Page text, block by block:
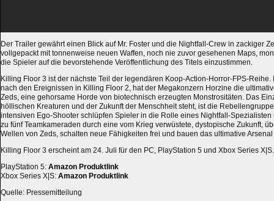
Der Trailer gewährt einen Blick auf Mr. Foster und die Nightfall-Crew in zackiger
vollgepackt mit tonnenweise neuen Waffen, noch nie zuvor gesehenen Maps,
die Spieler auf die bevorstehende Veröffentlichung des Titels einzustimmen.
Killing Floor 3 ist der nächste Teil der legendären Koop-Action-Horror-FPS-Reihe.
nach den Ereignissen in Killing Floor 2, hat der Megakonzern Horzine die
Zeds, eine gehorsame Horde von biotechnisch erzeugten Monstrositäten. Das
höllischen Kreaturen und der Zukunft der Menschheit steht, ist die
intensiven Ego-Shooter schlüpfen Spieler in die Rolle eines Nightfall-Spezialisten
zu fünf Teamkameraden durch eine vom Krieg verwüstete, dystopische Zukunft,
Wellen von Zeds, schalten neue Fähigkeiten frei und bauen das ultimative Arsenal
Killing Floor 3 erscheint am 24. Juli für den PC, PlayStation 5 und Xbox Series X|S.
PlayStation 5: Amazon Produktlink
Xbox Series X|S: Amazon Produktlink
Quelle: Pressemitteilung